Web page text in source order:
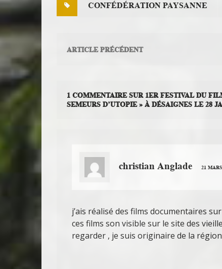
CONFÉDÉRATION PAYSANNE
ARTICLE PRÉCÉDENT
1 COMMENTAIRE SUR 1ER FESTIVAL DU
SEMEURS D’UTOPIE » À DÉSAIGNES LE 28
christian Anglade 21
j’ais réalisé des films documentaires
ces films son visible sur le site des
regarder , je suis originaire de la